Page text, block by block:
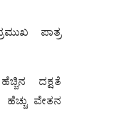
ಪಾತ್ರ
ದಕ್ಷತೆ
ವೇತನ